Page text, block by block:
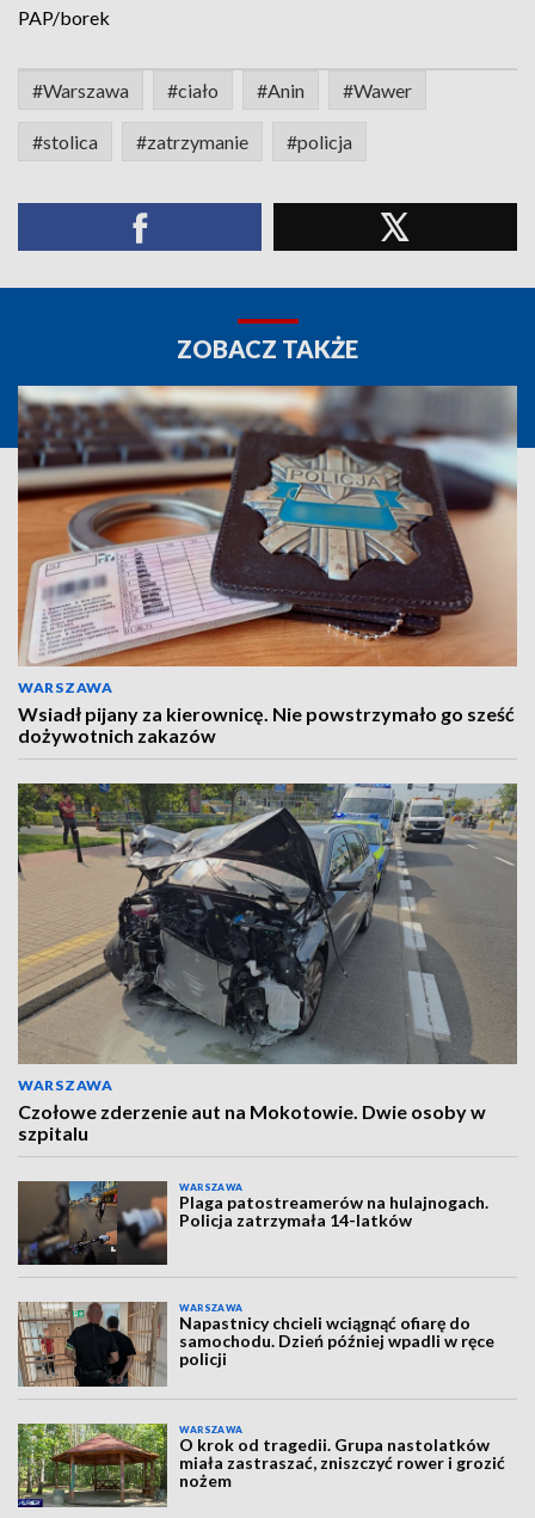
PAP/borek
#Warszawa #ciało #Anin #Wawer
#stolica #zatrzymanie #policja
ZOBACZ TAKŻE
WARSZAWA
Wsiadł pijany za kierownicę. Nie powstrzymało go sześć
dożywotnich zakazów
WARSZAWA
Czołowe zderzenie aut na Mokotowie. Dwie osoby w
szpitalu
WARSZAWA
Plaga patostreamerów na hulajnogach.
Policja zatrzymała 14-latków
WARSZAWA
Napastnicy chcieli wciągnąć ofiarę do
samochodu. Dzień później wpadli w ręce
policji
WARSZAWA
O krok od tragedii. Grupa nastolatków
miała zastraszać, zniszczyć rower i grozić
nożem